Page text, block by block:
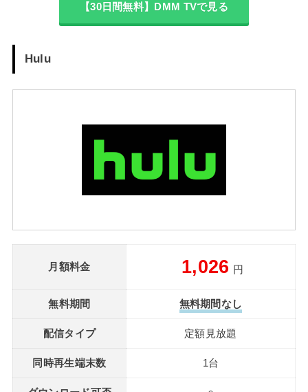
【30日間無料】DMM TVで見る
Hulu
月額料金 1,026 円
無料期間 無料期間なし
配信タイプ 定額見放題
同時再生端末数 1台